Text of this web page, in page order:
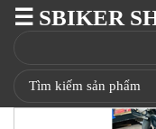
☰ SBIKER
SBIKER
TRANG
CHỦ